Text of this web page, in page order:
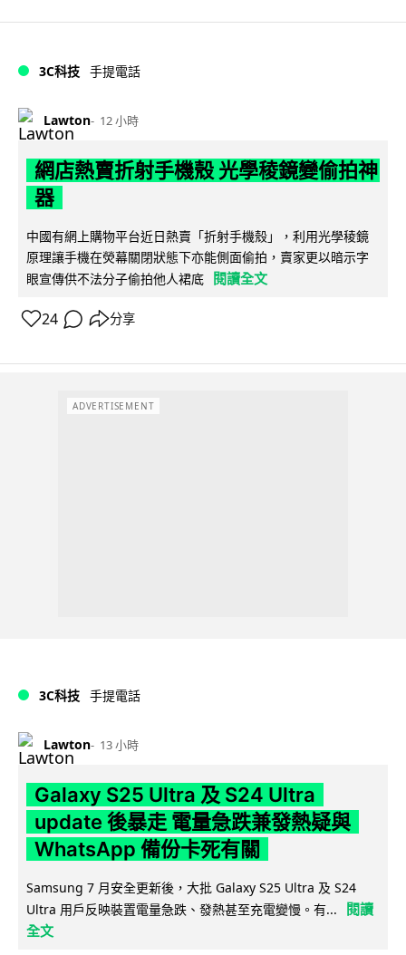
3C科技 手提電話
Lawton 12 小時
網店熱賣折射手機殼 光學稜鏡變偷拍神
器
中國有網上購物平台近日熱賣「折射手機殼」，利用光學稜鏡
原理讓手機在熒幕關閉狀態下亦能側面偷拍，賣家更以暗示字
眼宣傳供不法分子偷拍他人裙底 閱讀全文
24 分享
ADVERTISEMENT
3C科技 手提電話
Lawton 13 小時
Galaxy S25 Ultra 及 S24 Ultra
update 後暴走 電量急跌兼發熱疑與
WhatsApp 備份卡死有關
Samsung 7 月安全更新後，大批 Galaxy S25 Ultra 及 S24
Ultra 用戶反映裝置電量急跌、發熱甚至充電變慢。有...
閱讀
全文